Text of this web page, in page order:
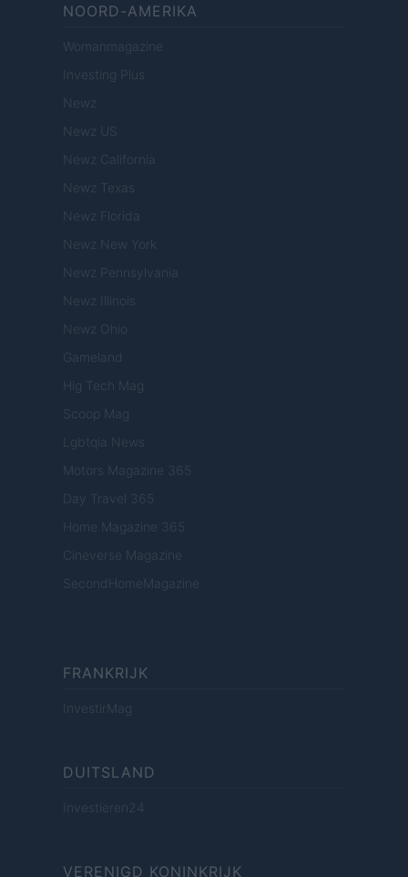
NOORD-AMERIKA
Womanmagazine
Investing Plus
Newz
Newz US
Newz California
Newz Texas
Newz Florida
Newz New York
Newz Pennsylvania
Newz Illinois
Newz Ohio
Gameland
Hig Tech Mag
Scoop Mag
Lgbtqia News
Motors Magazine 365
Day Travel 365
Home Magazine 365
Cineverse Magazine
SecondHomeMagazine
FRANKRIJK
InvestirMag
DUITSLAND
Investieren24
VERENIGD KONINKRIJK